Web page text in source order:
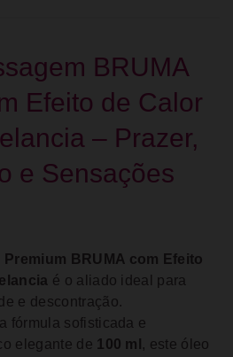
BRUMA
Efeito de Calor
– Prazer,
e Sensações
Premium BRUMA com Efeito
é o aliado ideal para
e descontração.
fórmula sofisticada e
elegante de 100 ml , este óleo